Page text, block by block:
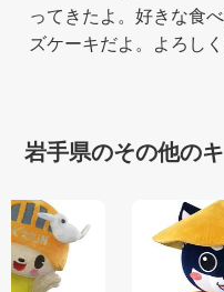
ってきたよ。好きな食
ズケーキだよ。よろし
岩手県のその他の